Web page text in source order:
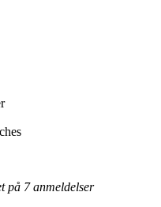
på 7anmeldelser